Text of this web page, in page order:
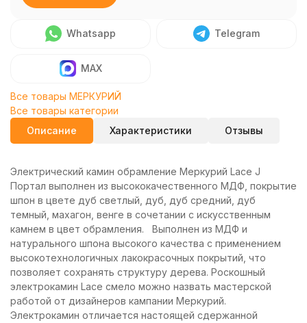
Whatsapp Telegram
MAX
Все товары МЕРКУРИЙ
Все товары категории
Описание
Характеристики Отзывы
Электрический камин обрамление Меркурий Lace J
Портал выполнен из высококачественного МДФ, покрытие
шпон в цвете дуб светлый, дуб, дуб средний, дуб
темный, махагон, венге в сочетании с искусственным
камнем в цвет обрамления. Выполнен из МДФ и
натурального шпона высокого качества с применением
высокотехнологичных лакокрасочных покрытий, что
позволяет сохранять структуру дерева. Роскошный
электрокамин Lace смело можно назвать мастерской
работой от дизайнеров кампании Меркурий.
Электрокамин отличается настоящей сдержанной